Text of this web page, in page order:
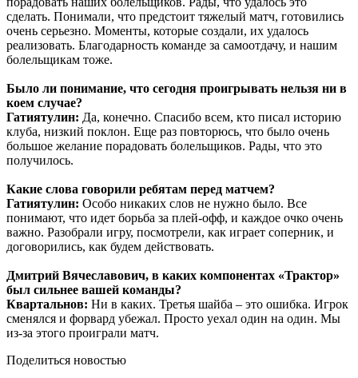
сделать. Понимали, что предстоит тяжелый матч, готовились
очень серьезно. Моменты, которые создали, их удалось
реализовать. Благодарность команде за самоотдачу, и нашим
болельщикам тоже.
Было ли понимание, что сегодня проигрывать нельзя ни в
коем случае?
Гатиятулин: Да, конечно. Спасибо всем, кто писал историю
клуба, низкий поклон. Еще раз повторюсь, что было очень
большое желание порадовать болельщиков. Рады, что это
получилось.
Какие слова говорили ребятам перед матчем?
Гатиятулин: Особо никаких слов не нужно было. Все
понимают, что идет борьба за плей-офф, и каждое очко очень
важно. Разобрали игру, посмотрели, как играет соперник, и
договорились, как будем действовать.
Дмитрий Вячеславович, в каких компонентах «Трактор»
был сильнее вашей команды?
Квартальнов: Ни в каких. Третья шайба – это ошибка. Игрок
сменялся и форвард убежал. Просто уехал один на один. Мы
из-за этого проиграли матч.
Поделиться новостью